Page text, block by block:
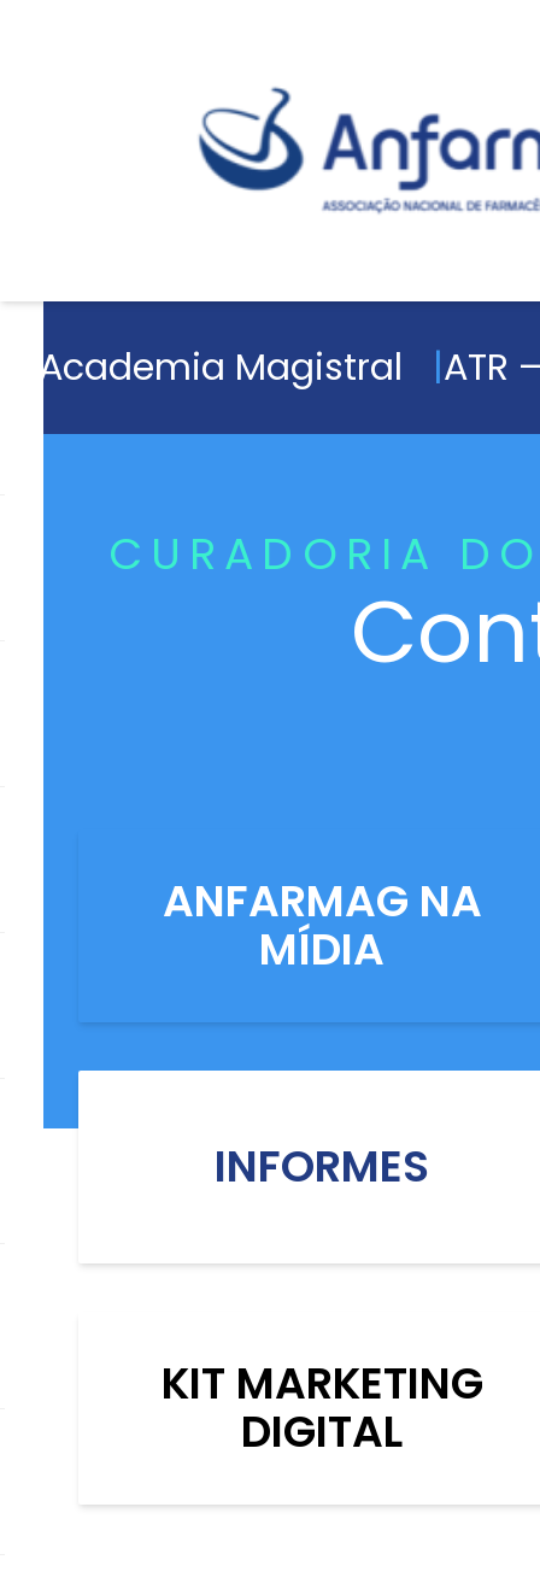
Academia Magistral ATR
CURADORIA
ANFARMAG NA
MÍDIA
INFORMES
KIT MARKETING
DIGITAL